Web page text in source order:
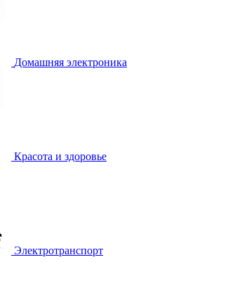
Домашняя электроника
Красота и здоровье
Электротранспорт